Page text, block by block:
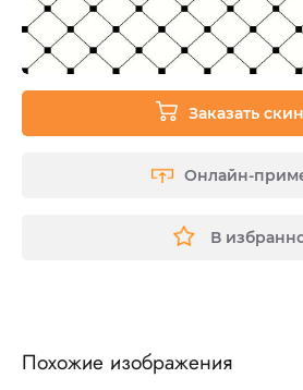
Заказать
Онлайн-
В
Похожие изображения